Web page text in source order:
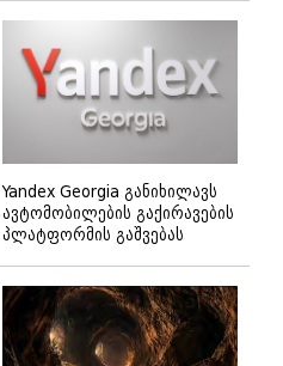
Yandex Georgia განიხილავს
ავტომობილების გაქირავების
პლატფორმის გაშვებას